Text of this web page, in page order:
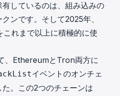
しているのは、組み込みの
ンです。そして2025年、
れまで以上に積極的に使
、EthereumとTron両方に
イベントのオンチェ
。この2つのチェーンは